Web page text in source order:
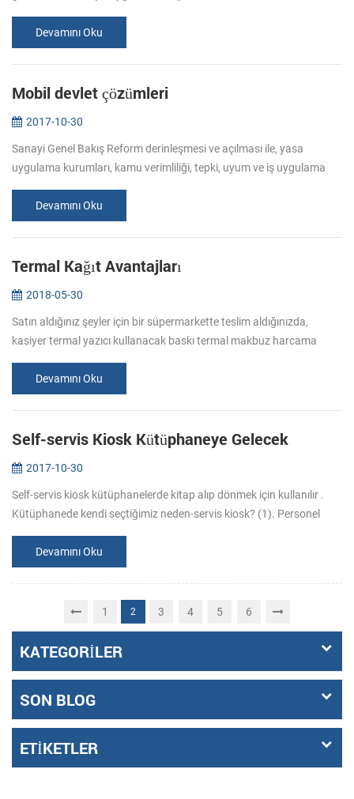
Devamını Oku
Mobil devlet çözümleri
2017-10-30
Sanayi Genel Bakış Reform derinleşmesi ve açılması ile, yasa
uygulama kurumları, kamu verimliliği, tepki, uyum ve iş uygulama
Mobil ve aci...
Devamını Oku
Termal Kağıt Avantajları
2018-05-30
Satın aldığınız şeyler için bir süpermarkette teslim aldığınızda,
kasiyer termal yazıcı kullanacak baskı termal makbuz harcama
Termal ka...
Devamını Oku
Self-servis Kiosk Kütüphaneye Gelecek
2017-10-30
Self-servis kiosk kütüphanelerde kitap alıp dönmek için kullanılır .
Kütüphanede kendi seçtiğimiz neden-servis kiosk? (1). Personel
perso...Devamını Oku
1 2 3 4 5 6
KATEGORILER
SON BLOG
ETIKETLER